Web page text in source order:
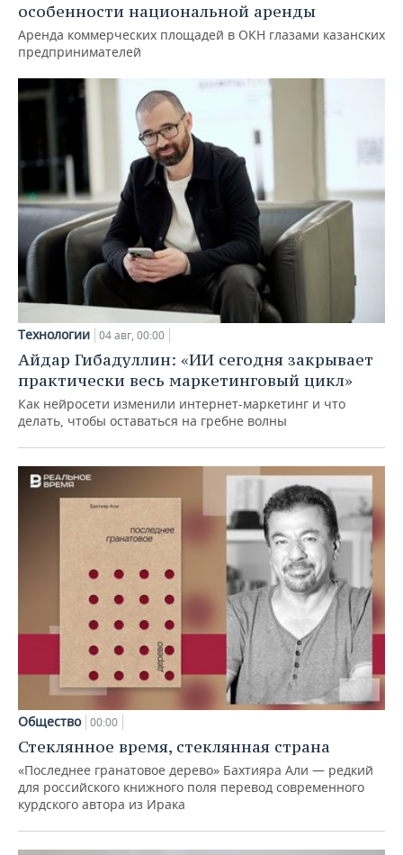
особенности национальной аренды
Аренда коммерческих площадей в ОКН глазами казанских
предпринимателей
Технологии 04 авг, 00:00
Айдар Гибадуллин: «ИИ сегодня закрывает
практически весь маркетинговый цикл»
Как нейросети изменили интернет-маркетинг и что
делать, чтобы оставаться на гребне волны
Общество 00:00
Стеклянное время, стеклянная страна
«Последнее гранатовое дерево» Бахтияра Али — редкий
для российского книжного поля перевод современного
курдского автора из Ирака